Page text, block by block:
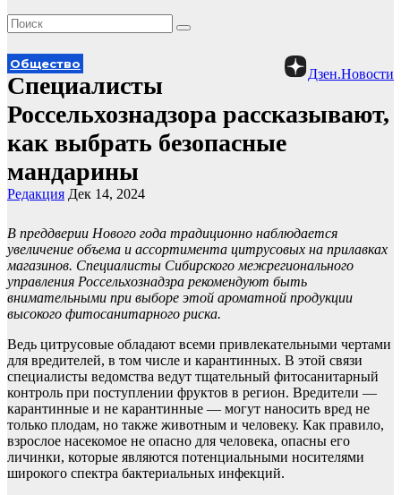
Дзен.Новости
Общество
Специалисты
Россельхознадзора рассказывают,
как выбрать безопасные
мандарины
Редакция Дек 14, 2024
В преддверии Нового года традиционно наблюдается
увеличение объема и ассортимента цитрусовых на прилавках
магазинов. Специалисты Сибирского межрегионального
управления Россельхознадзра рекомендуют быть
внимательными при выборе этой ароматной продукции
высокого фитосанитарного риска.
Ведь цитрусовые обладают всеми привлекательными чертами
для вредителей, в том числе и карантинных. В этой связи
специалисты ведомства ведут тщательный фитосанитарный
контроль при поступлении фруктов в регион. Вредители —
карантинные и не карантинные — могут наносить вред не
только плодам, но также животным и человеку. Как правило,
взрослое насекомое не опасно для человека, опасны его
личинки, которые являются потенциальными носителями
широкого спектра бактериальных инфекций.